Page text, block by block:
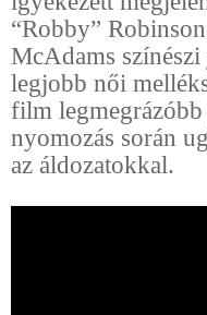
“Robby”
McAdams színészi
legjobb női
film
nyomozás során
az áldozatokkal.